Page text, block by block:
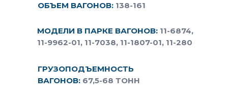
МОДЕЛИ В ПАРКЕ ВАГОНОВ: 11-6874,
11-9962-01, 11-7038, 11-1807-01, 11-280
ГРУЗОПОДЪЕМНОСТЬ
ВАГОНОВ: 67,5-68 ТОНН
ОБЪЕМ ВАГОНОВ: 138-161